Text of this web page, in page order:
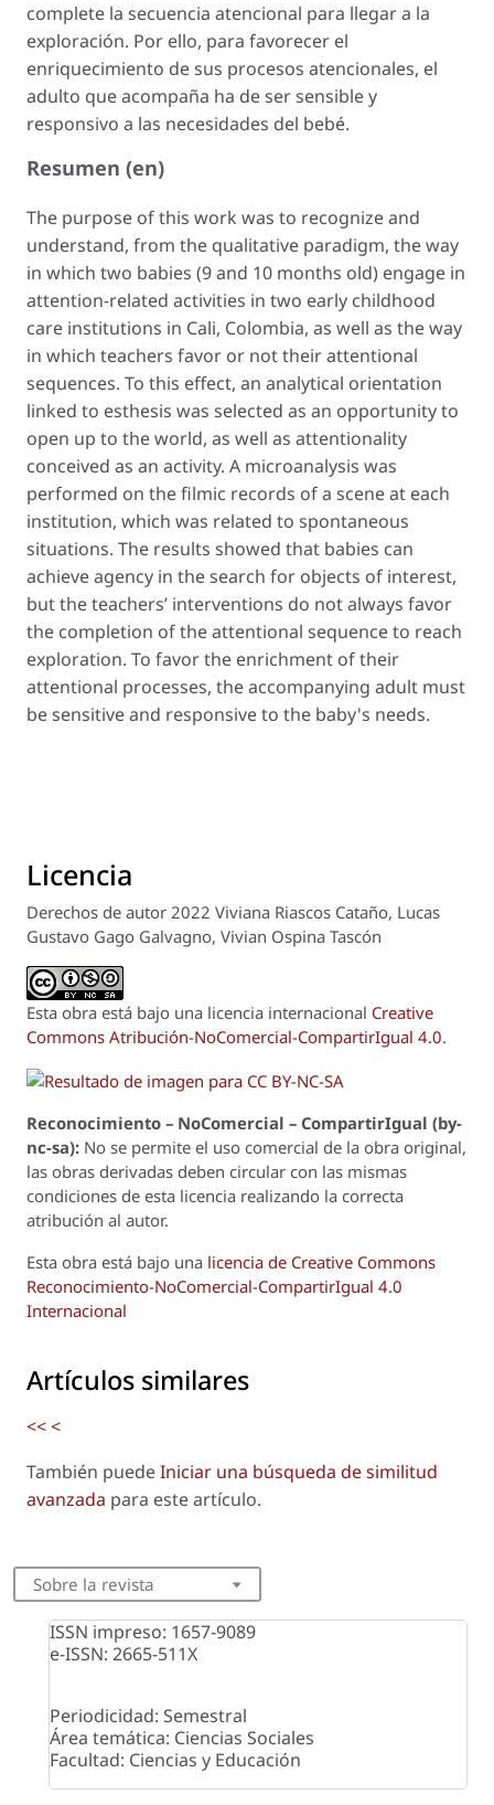
complete la secuencia atencional para llegar a la
exploración. Por ello, para favorecer el
enriquecimiento de sus procesos atencionales, el
adulto que acompaña ha de ser sensible y
responsivo a las necesidades del bebé.
Resumen (en)
The purpose of this work was to recognize and
understand, from the qualitative paradigm, the way
in which two babies (9 and 10 months old) engage in
attention-related activities in two early childhood
care institutions in Cali, Colombia, as well as the way
in which teachers favor or not their attentional
sequences. To this effect, an analytical orientation
linked to esthesis was selected as an opportunity to
open up to the world, as well as attentionality
conceived as an activity. A microanalysis was
performed on the filmic records of a scene at each
institution, which was related to spontaneous
situations. The results showed that babies can
achieve agency in the search for objects of interest,
but the teachers’ interventions do not always favor
the completion of the attentional sequence to reach
exploration. To favor the enrichment of their
attentional processes, the accompanying adult must
be sensitive and responsive to the baby's needs.
Licencia
Derechos de autor 2022 Viviana Riascos Cataño, Lucas
Gustavo Gago Galvagno, Vivian Ospina Tascón
Esta obra está bajo una licencia internacional Creative
Commons Atribución-NoComercial-CompartirIgual 4.0.
Reconocimiento – NoComercial – CompartirIgual (by-
nc-sa): No se permite el uso comercial de la obra original,
las obras derivadas deben circular con las mismas
condiciones de esta licencia realizando la correcta
atribución al autor.
Esta obra está bajo una licencia de Creative Commons
Reconocimiento-NoComercial-CompartirIgual 4.0
Internacional
Artículos similares
<<<
También puedeIniciar una búsqueda de similitud
avanzada para este artículo.
Sobre la revista
ISSN impreso: 1657-9089
e-ISSN: 2665-511X
Periodicidad: Semestral
Área temática: Ciencias Sociales
Facultad: Ciencias y Educación